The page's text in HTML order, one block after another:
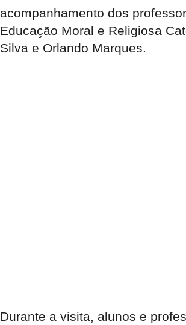
acompanhamento dos
Educação Moral e Religiosa
Silva e Orlando Marques.
Durante a visita, alunos e